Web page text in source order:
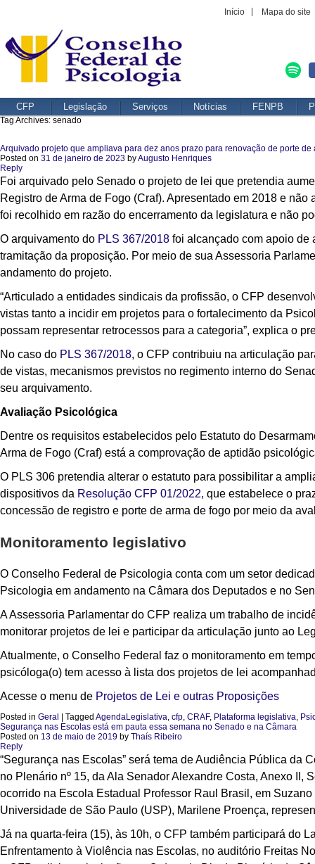
Início Mapa do site
CFP Legislação Serviços Notícias FENPB
Tag Archives: senado
Arquivado projeto que ampliava para dez anos prazo para renovação de porte de
Posted on 31 de janeiro de 2023 byAugusto Henriques
Reply
Foi arquivado pelo Senado o projeto de lei que pretendia
Registro de Arma de Fogo (Craf). Apresentado em 2018 e
foi recolhido em razão do encerramento da legislatura e não
O arquivamento do PLS 367/2018 foi alcançado com apoio de
tramitação da proposição. Por meio de sua Assessoria
andamento do projeto.
“Articulado a entidades sindicais da profissão, o CFP
vistas tanto a incidir em projetos para o fortalecimento da
possam representar retrocessos para a categoria”, explica o
No caso do PLS 367/2018, o CFP contribuiu na articulação
de vistas, mecanismos previstos no regimento interno do
seu arquivamento.
Avaliação Psicológica
Dentre os requisitos estabelecidos pelo Estatuto do
Arma de Fogo (Craf) está a comprovação de aptidão
O PLS 306 pretendia alterar o estatuto para possibilitar a
dispositivos da Resolução CFP 01/2022, que estabelece o
concessão de registro e porte de arma de fogo por meio da
Monitoramento legislativo
O Conselho Federal de Psicologia conta com um setor
Psicologia em andamento na Câmara dos Deputados e no
A Assessoria Parlamentar do CFP realiza um trabalho de
monitorar projetos de lei e participar da articulação junto ao
Atualmente, o Conselho Federal faz o monitoramento em
psicóloga(o) tem acesso à lista dos projetos de lei
Acesse o menu de Projetos de Lei e outras Proposições
Posted in Geral Tagged AgendaLegislativa, cfp, CRAF, Plataforma legislativa,
Segurança nas Escolas está em pauta essa semana no Senado e na Câmara
Posted on 13 de maio de 2019 by Thaís Ribeiro
Reply
“Segurança nas Escolas” será tema de Audiência Pública da
no Plenário nº 15, da Ala Senador Alexandre Costa, Anexo II,
ocorrido na Escola Estadual Professor Raul Brasil, em
Universidade de São Paulo (USP), Marilene Proença,
Já na quarta-feira (15), às 10h, o CFP também participará do
Enfrentamento à Violência nas Escolas, no auditório Freitas